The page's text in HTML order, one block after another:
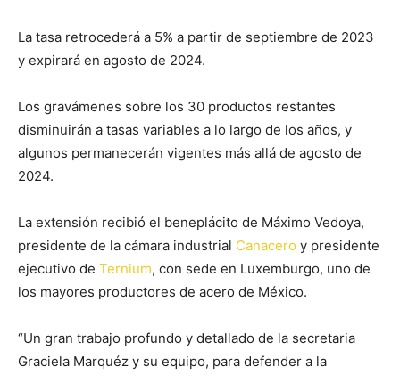
La tasa retrocederá a 5% a partir de septiembre de 2023
y expirará en agosto de 2024.
Los gravámenes sobre los 30 productos restantes
disminuirán a tasas variables a lo largo de los años, y
algunos permanecerán vigentes más allá de agosto de
2024.
La extensión recibió el beneplácito de Máximo Vedoya,
presidente de la cámara industrial Canacero y presidente
ejecutivo de Ternium, con sede en Luxemburgo, uno de
los mayores productores de acero de México.
“Un gran trabajo profundo y detallado de la secretaria
Graciela Marquéz y su equipo, para defender a la